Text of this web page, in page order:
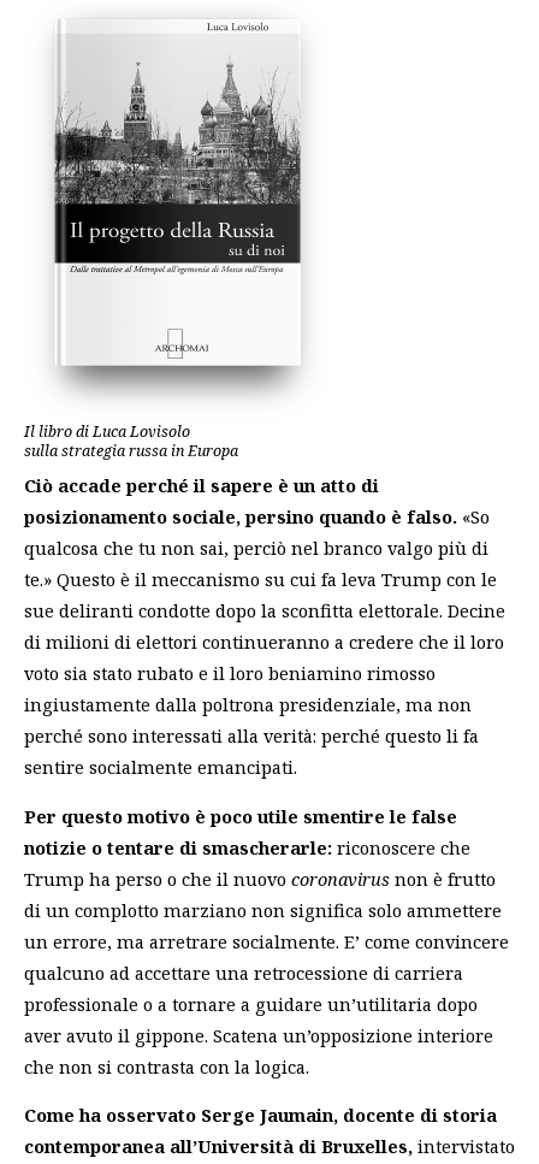
Il libro di Luca Lovisolo
sulla strategia russa in Europa
Ciò accade perché il sapere è un atto di
posizionamento sociale, persino quando è falso. «So
qualcosa che tu non sai, perciò nel branco valgo più di
te.» Questo è il meccanismo su cui fa leva Trump con le
sue deliranti condotte dopo la sconfitta elettorale. Decine
di milioni di elettori continueranno a credere che il loro
voto sia stato rubato e il loro beniamino rimosso
ingiustamente dalla poltrona presidenziale, ma non
perché sono interessati alla verità: perché questo li fa
sentire socialmente emancipati.
Per questo motivo è poco utile smentire le false
notizie o tentare di smascherarle: riconoscere che
Trump ha perso o che il nuovo coronavirus non è frutto
di un complotto marziano non significa solo ammettere
un errore, ma arretrare socialmente. E’ come convincere
qualcuno ad accettare una retrocessione di carriera
professionale o a tornare a guidare un’utilitaria dopo
aver avuto il gippone. Scatena un’opposizione interiore
che non si contrasta con la logica.
Come ha osservato Serge Jaumain, docente di storia
contemporanea all’Università di Bruxelles, intervistato